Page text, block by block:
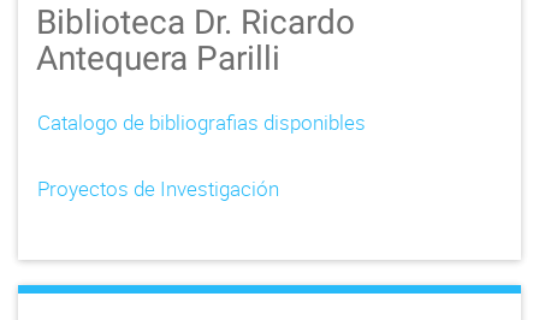
Biblioteca Dr. Ricardo
Antequera Parilli
Catalogo de bibliografias disponibles
Proyectos de Investigación